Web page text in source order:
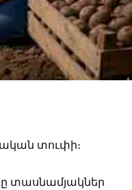
տուփի։
տասնամյակներ